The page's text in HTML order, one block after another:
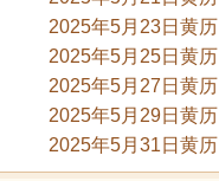
2025年5月23日黄历
2025年5月25日黄历
2025年5月27日黄历
2025年5月29日黄历
2025年5月31日黄历